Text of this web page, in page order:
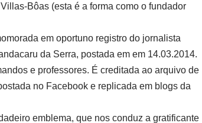
Bôas (esta é a forma como o fundador
em oportuno registro do jornalista
da Serra, postada em em 14.03.2014.
e professores. É creditada ao arquivo de
no Facebook e replicada em blogs da
emblema, que nos conduz a gratificante